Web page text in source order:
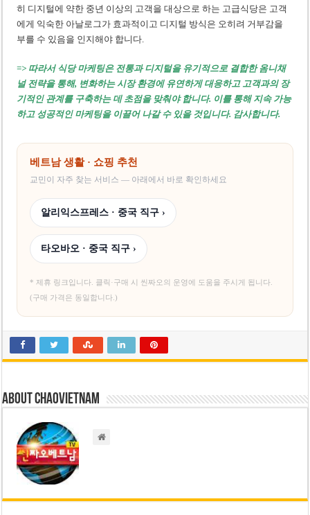
히 디지털에 약한 중년 이상의 고객을 대상으로 하는 고급식당은 고객
에게 익숙한 아날로그가 효과적이고 디지털 방식은 오히려 거부감을
부를 수 있음을 인지해야 합니다.
=> 따라서 식당 마케팅은 전통과 디지털을 유기적으로 결합한 옴니채
널 전략을 통해, 변화하는 시장 환경에 유연하게 대응하고 고객과의 장
기적인 관계를 구축하는 데 초점을 맞춰야 합니다. 이를 통해 지속 가능
하고 성공적인 마케팅을 이끌어 나갈 수 있을 것입니다. 감사합니다.
베트남 생활 · 쇼핑 추천
교민이 자주 찾는 서비스 — 아래에서 바로 확인하세요
알리익스프레스 · 중국 직구 ›
타오바오 · 중국 직구 ›
* 제휴 링크입니다. 클릭·구매 시 씬짜오의 운영에 도움을 주시게 됩니다.
(구매 가격은 동일합니다.)
About chaovietnam